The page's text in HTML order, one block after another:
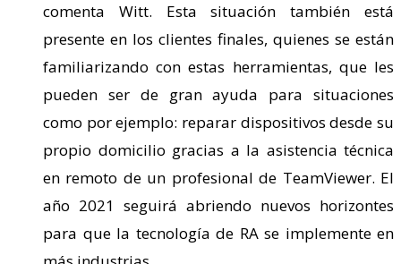
comenta Witt. Esta situación también está
presente en los clientes finales, quienes se están
familiarizando con estas herramientas, que les
pueden ser de gran ayuda para situaciones
como por ejemplo: reparar dispositivos desde su
propio domicilio gracias a la asistencia técnica
en remoto de un profesional de TeamViewer. El
año 2021 seguirá abriendo nuevos horizontes
para que la tecnología de RA se implemente en